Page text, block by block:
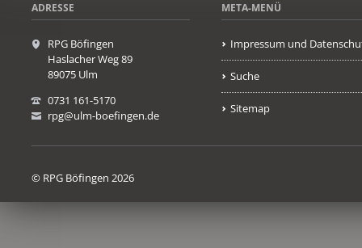
ADRESSE
RPG Böfingen
Haslacher Weg 89
89075 Ulm
0731 161-5170
rpg@ulm-boefingen.de
META-MENÜ
Impressum und
Suche
Sitemap
© RPG Böfingen 2026